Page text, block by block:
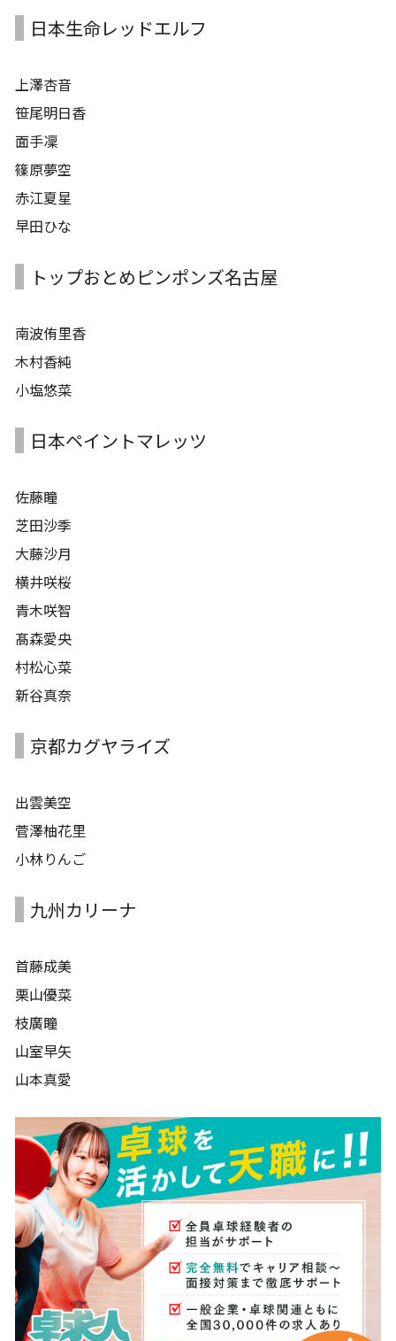
日本生命レッドエルフ
上澤杏音
笹尾明日香
面手凜
篠原夢空
赤江夏星
早田ひな
トップおとめピンポンズ名古屋
南波侑里香
木村香純
小塩悠菜
日本ペイントマレッツ
佐藤瞳
芝田沙季
大藤沙月
横井咲桜
青木咲智
髙森愛央
村松心菜
新谷真奈
京都カグヤライズ
出雲美空
菅澤柚花里
小林りんご
九州カリーナ
首藤成美
栗山優菜
枝廣瞳
山室早矢
山本真愛